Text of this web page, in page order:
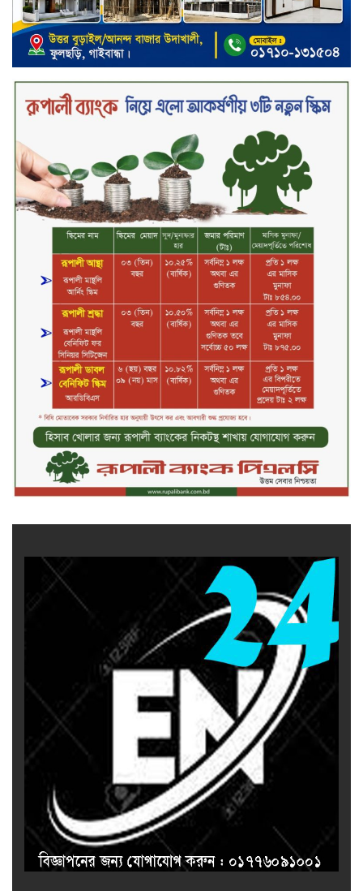
কারখানার উৎপাদন কার্যক্রম সম্পূর্ণ বন্ধ,
জানাল এস আলম কোল্ড রোলড স্টিলস
দীর্ঘস্থায়ী ৭,৫০০ এমএএইচ ব্যাটারি
এবং শক্তিশালী গরিলা গ্লাস ৭আই সুরক্ষা
নিয়ে শাওমি উন্মোচন করল নতুন রেডমি
২০২৫-২৬ অর্থবছরে এনবিআরের রাজস্ব
আদায় ৪.১৫ লাখ কোটি টাকা
সপ্তাহের তৃতীয় কার্যদিবসে লেনদেনের
শীর্ষে একমি পেস্টিসাইড
সপ্তাহের তৃতীয় কার্যদিবসে দরবৃদ্ধির
শীর্ষে সেন্ট্রাল ইন্সুরেন্স